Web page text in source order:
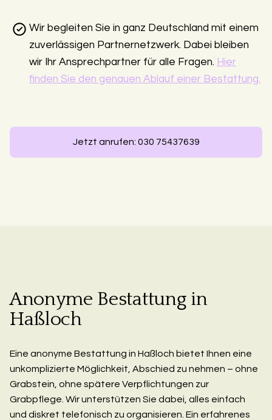
Wir begleiten Sie in ganz Deutschland mit einem
zuverlässigen Partnernetzwerk. Dabei bleiben
wir Ihr Ansprechpartner für alle Fragen. Hier
finden Sie den genauen Ablauf einer Bestattung.
Jetzt anrufen: 030 75437639
Anonyme Bestattung in
Haßloch
Eine anonyme Bestattung in Haßloch bietet Ihnen eine
unkomplizierte Möglichkeit, Abschied zu nehmen – ohne
Grabstein, ohne spätere Verpflichtungen zur
Grabpflege. Wir unterstützen Sie dabei, alles einfach
und diskret telefonisch zu organisieren. Ein erfahrenes